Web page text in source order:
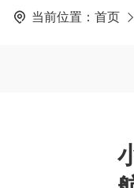
当前位置： 首页